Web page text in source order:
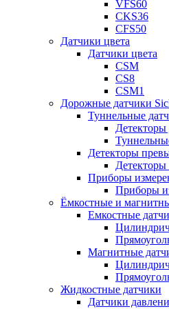
VFS60
CKS36
CFS50
Датчики цвета
Датчики цвета
CSM
CS8
CSM1
Дорожные датчики
Туннельные
Детекторы
Приборы
Приборы
Ёмкостные и
Емкостные
Магнитные
Жидкостные датчики
Датчики